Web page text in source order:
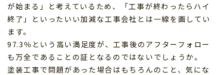
が始まる」と考えているため、「工事が終わったらハイ
終了」といったいい加減な工事会社とは一線を画してい
ます。
97.3％という高い満足度が、工事後のアフターフォロー
も万全であることの証となるのではないでしょうか。
塗装工事で問題があった場合はもちろんのこと、気にな